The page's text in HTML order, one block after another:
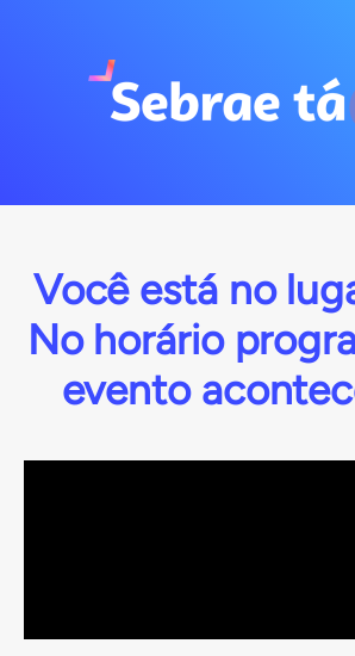
Você está no
No horário
evento